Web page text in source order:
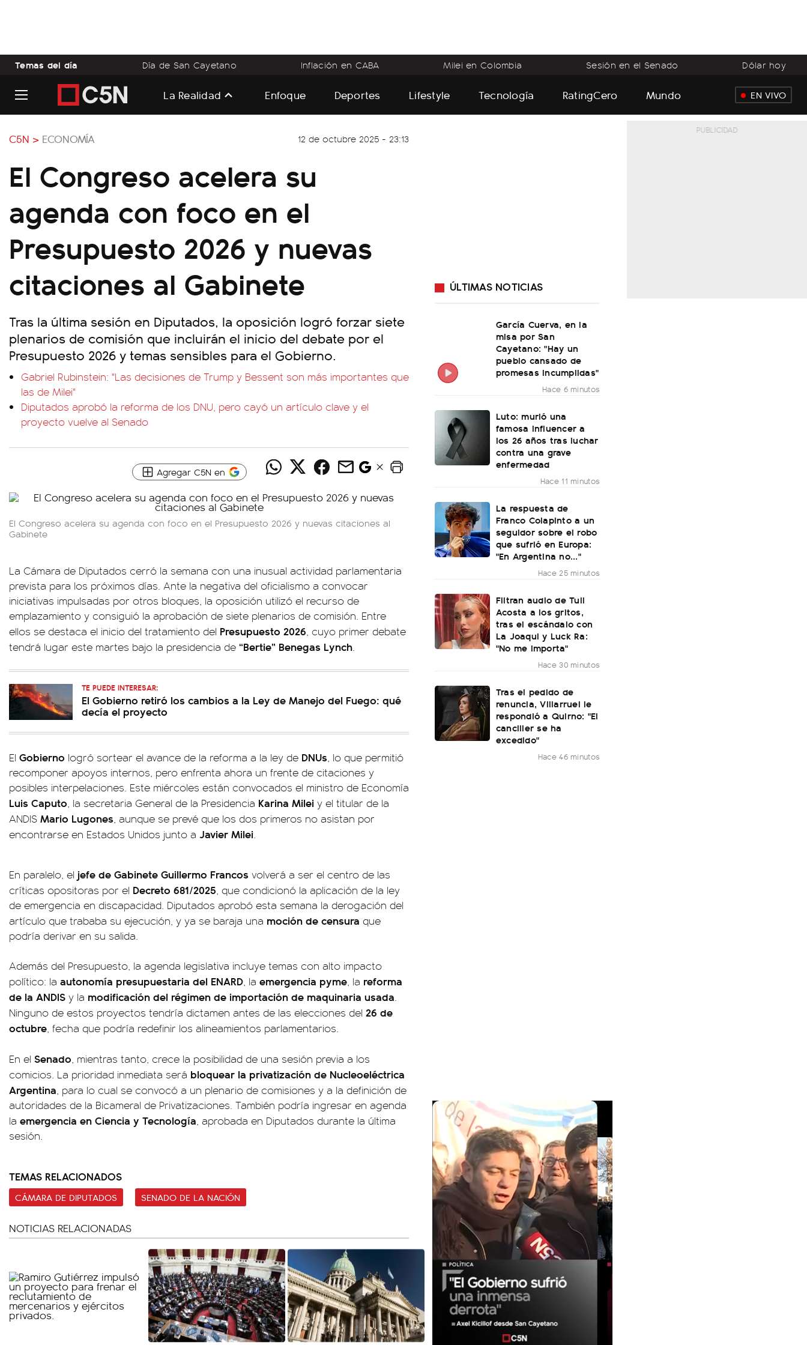
Temas del día Día de San Cayetano Inflación en CABA Milei en Colombia Sesión en el Senado Dólar hoy
La Realidad Enfoque Deportes Lifestyle Tecnología RatingCero Mundo EN VIVO
C5N > ECONOMÍA 12 de octubre 2025 - 23:13
El Congreso acelera su
agenda con foco en el
Presupuesto 2026 y nuevas
citaciones al Gabinete
Tras la última sesión en Diputados, la oposición logró forzar siete
plenarios de comisión que incluirán el inicio del debate por el
Presupuesto 2026 y temas sensibles para el Gobierno.
Gabriel Rubinstein: "Las decisiones de Trump y Bessent son más importantes que
las de Milei"
Diputados aprobó la reforma de los DNU, pero cayó un artículo clave y el
proyecto vuelve al Senado
Agregar C5N en
El Congreso acelera su agenda con foco en el Presupuesto 2026 y nuevas citaciones al
Gabinete
La Cámara de Diputados cerró la semana con una inusual actividad parlamentaria
prevista para los próximos días. Ante la negativa del oficialismo a convocar
iniciativas impulsadas por otros bloques, la oposición utilizó el recurso de
emplazamiento y consiguió la aprobación de siete plenarios de comisión. Entre
ellos se destaca el inicio del tratamiento del Presupuesto 2026, cuyo primer debate
tendrá lugar este martes bajo la presidencia de “Bertie” Benegas Lynch.
TE PUEDE INTERESAR:
El Gobierno retiró los cambios a la Ley de Manejo del Fuego: qué
decía el proyecto
El Gobierno logró sortear el avance de la reforma a la ley de DNUs, lo que permitió
recomponer apoyos internos, pero enfrenta ahora un frente de citaciones y
posibles interpelaciones. Este miércoles están convocados el ministro de Economía
Luis Caputo, la secretaria General de la Presidencia Karina Milei y el titular de la
ANDIS Mario Lugones, aunque se prevé que los dos primeros no asistan por
encontrarse en Estados Unidos junto a Javier Milei.
En paralelo, el jefe de Gabinete Guillermo Francos volverá a ser el centro de las
críticas opositoras por el Decreto 681/2025, que condicionó la aplicación de la ley
de emergencia en discapacidad. Diputados aprobó esta semana la derogación del
artículo que trababa su ejecución, y ya se baraja una moción de censura que
podría derivar en su salida.
Además del Presupuesto, la agenda legislativa incluye temas con alto impacto
político: la autonomía presupuestaria del ENARD, la emergencia pyme, la reforma
de la ANDIS y la modificación del régimen de importación de maquinaria usada.
Ninguno de estos proyectos tendría dictamen antes de las elecciones del 26 de
octubre, fecha que podría redefinir los alineamientos parlamentarios.
En el Senado, mientras tanto, crece la posibilidad de una sesión previa a los
comicios. La prioridad inmediata será bloquear la privatización de Nucleoeléctrica
Argentina, para lo cual se convocó a un plenario de comisiones y a la definición de
autoridades de la Bicameral de Privatizaciones. También podría ingresar en agenda
la emergencia en Ciencia y Tecnología, aprobada en Diputados durante la última
sesión.
TEMAS RELACIONADOS
CÁMARA DE DIPUTADOS SENADO DE LA NACIÓN
NOTICIAS RELACIONADAS
ÚLTIMAS NOTICIAS
García Cuerva, en la
misa por San
Cayetano: "Hay un
pueblo cansado de
promesas incumplidas"
Hace 6 minutos
Luto: murió una
famosa influencer a
los 26 años tras luchar
contra una grave
enfermedad
Hace 11 minutos
La respuesta de
Franco Colapinto a un
seguidor sobre el robo
que sufrió en Europa:
"En Argentina no..."
Hace 25 minutos
Filtran audio de Tuli
Acosta a los gritos,
tras el escándalo con
La Joaqui y Luck Ra:
"No me importa"
Hace 30 minutos
Tras el pedido de
renuncia, Villarruel le
respondió a Quirno: "El
canciller se ha
excedido"
Hace 46 minutos